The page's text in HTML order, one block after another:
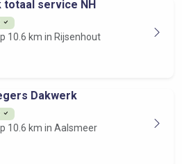
totaal service NH
10.6 km in Rijsenhout
Dakwerk
10.6 km in Aalsmeer